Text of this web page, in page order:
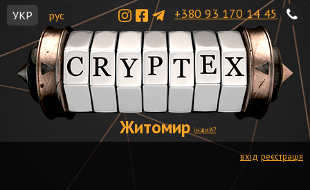
+380 93 170 14 45
Житомир інший?
вхід реєстрація
УКР рус